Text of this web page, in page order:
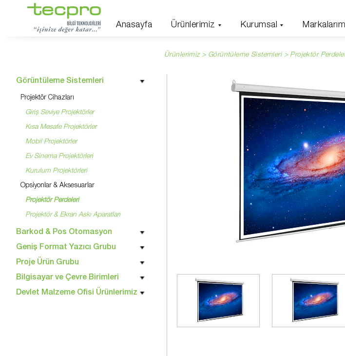
Anasayfa Ürünlerimiz Kurumsal
Ürünlerimiz > Görüntüleme Sistemleri > Projektör
Görüntüleme Sistemleri
Projektör Cihazları
Giriş Seviye Projektörler
Kısa Mesafe Projektörler
Mobil Projektörler
Ev Sinema Projektörleri
Kurulum Projektörleri
Opsiyonlar & Aksesuarlar
Projektör Perdeleri
Projektör & Ekran Askı Aparatları
Barkod & Pos Otomasyon
Geniş Format Yazıcı Grubu
Proje Ürün Grubu
Bilgisayar ve Çevre Birimleri
Devlet Malzeme Ofisi Ürünlerimiz